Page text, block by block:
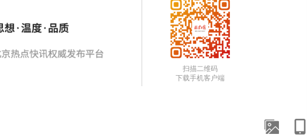
番茄口袋、The Green Party等集合店也曾出现核心商圈门店调整或关闭
开始尝试孵化自有IP，但未能形成强势爆款。此前，其于2025年3月底推
，单个售价89元、整端534元，上线近两个月后官方旗舰店销量仅47个。
店更可行的路径仍是引入成熟IP，或争取独家款、限定款来降低同质化。
扫描二维码
下载手机客户端